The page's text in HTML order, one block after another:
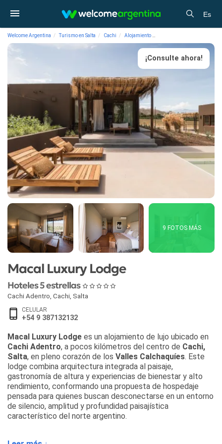
Es
Welcome Argentina Turismo en Salta Cachi Alojamiento
¡Consulte ahora!
9 FOTOS MÁS
Macal Luxury Lodge
Hoteles 5 estrellas
Cachi Adentro Cachi Salta
CELULAR
+54 9 387132132
Macal Luxury Lodge es un alojamiento de lujo ubicado en
Cachi Adentro, a pocos kilómetros del centro de Cachi,
Salta, en pleno corazón de los Valles Calchaquíes. Este
lodge combina arquitectura integrada al paisaje,
gastronomía de altura y experiencias de bienestar y alto
rendimiento, conformando una propuesta de hospedaje
pensada para quienes buscan desconectarse en un entorno
de silencio, amplitud y profundidad paisajística
característico del norte argentino.